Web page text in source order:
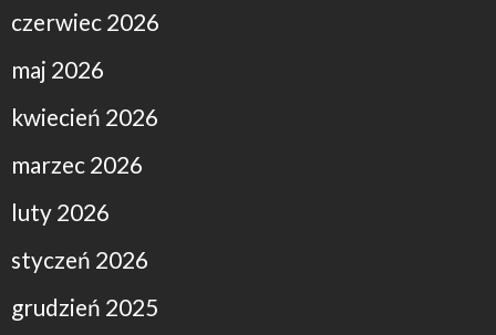
czerwiec 2026
maj 2026
kwiecień 2026
marzec 2026
luty 2026
styczeń 2026
grudzień 2025